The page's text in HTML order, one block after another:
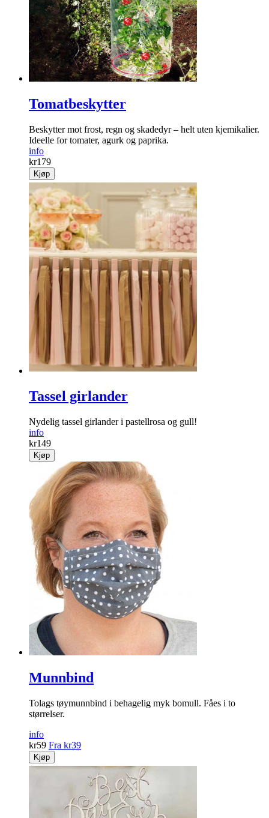
Tomatbeskytter
Beskytter mot frost, regn og skadedyr – helt uten kjemikalier.
Ideelle for tomater, agurk og paprika.
info
kr179
Kjøp
Tassel girlander
Nydelig tassel girlander i pastellrosa og gull!
info
kr149
Kjøp
Munnbind
Tolags tøymunnbind i behagelig myk bomull. Fåes i to
størrelser.
info
kr59 Fra kr39
Kjøp